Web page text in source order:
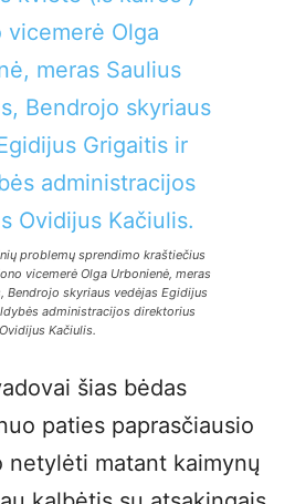
problemų sprendimo kraštiečius
vicemerė Olga Urbonienė, meras
Bendrojo skyriaus vedėjas Egidijus
administracijos direktorius
Ovidijus Kačiulis.
šias bėdas
paties paprasčiausio
netylėti matant kaimynų